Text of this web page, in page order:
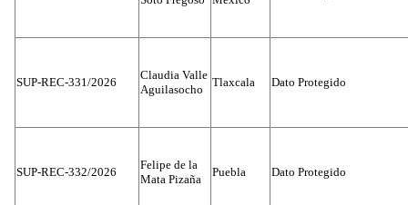
SUP-REC-331/2026
Claudia Valle
Aguilasocho
Tlaxcala Dato Protegido
SUP-REC-332/2026
Felipe de la
Mata Pizaña
Puebla Dato Protegido